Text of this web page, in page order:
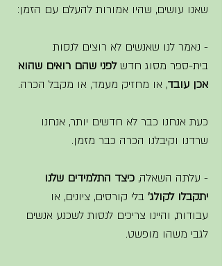
שאנו עושים, שהיו אמורות להעלם עם הזמן:
- נאמר לנו שאנשים לא רוצים לנסות
בית-ספר מסוג חדש לפני שהם רואים שהוא
אכן עובד, או מחזיק מעמד, או מקבל הכרה.
כעת אנחנו כבר לא חדשים יותר, אנחנו
שרדנו וקיבלנו הכרה כבר מזמן.
- עלתה השאלה, כיצד התלמידים שלנו
יתקבלו לקולג' בלי קורסים, ציונים, או
עבודות, והיינו צריכים לנסות לשכנע אנשים
לגבי משהו מופשט.